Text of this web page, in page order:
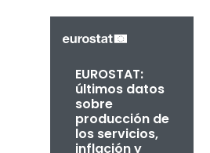
EUROSTAT:
últimos datos
sobre
producción de
los servicios,
inflación y